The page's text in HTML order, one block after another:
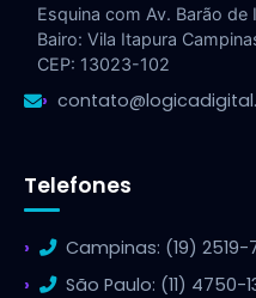
Esquina com Av. Barão de
Bairo: Vila Itapura
CEP: 13023-102
Telefones
Campinas: (19) 2519-
São Paulo: (11) 4750-